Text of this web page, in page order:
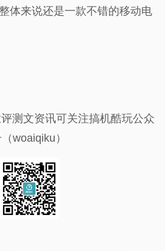
体来说还是一款不错的移动电
测文资讯可关注搞机酷玩公众
woaiqiku）